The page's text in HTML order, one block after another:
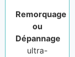
Remorquage
ou
Dépannage
ultra-